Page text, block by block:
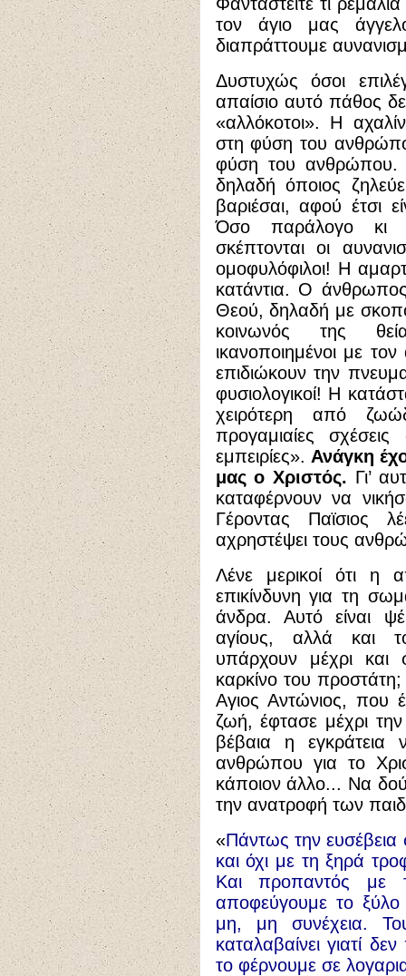
τον άγιο μας
διαπράττουμε
Δυστυχώς όσοι
απαίσιο αυτό πάθος
«αλλόκοτοι». Η
στη φύση του
φύση του ανθρώπου.
δηλαδή όποιος
βαριέσαι, αφού έτσι
Όσο παράλογο κι
σκέπτονται οι
ομοφυλόφιλοι! Η
κατάντια. Ο
Θεού, δηλαδή με
κοινωνός της
ικανοποιημένοι με
επιδιώκουν την
φυσιολογικοί! Η
χειρότερη από
προγαμιαίες
εμπειρίες». Ανάγκη
μας ο Χριστός. Γι’
καταφέρνουν να
Γέροντας Παϊσιος
αχρηστέψει τους
Λένε μερικοί ότι η
επικίνδυνη για τη
άνδρα. Αυτό είναι
αγίους, αλλά και
υπάρχουν μέχρι και
καρκίνο του
Αγιος Αντώνιος, που
ζωή, έφτασε μέχρι
βέβαια η εγκράτεια
ανθρώπου για το
κάποιον άλλο... Να
την ανατροφή των
«Πάντως την ευσέβεια
και όχι με τη ξηρά
Και προπαντός με
αποφεύγουμε το
μη, μη συνέχεια.
καταλαβαίνει γιατί
το φέρνουμε σε